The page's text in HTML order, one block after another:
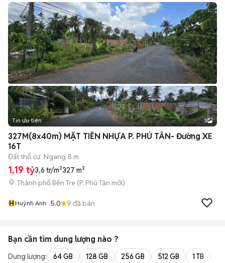
Tin ưu tiên 3
327M(8x40m) MẶT TIỀN NHỰA P. PHÚ TÂN- Đường XE
16T
Đất thổ cư Ngang 8 m
1,19 tỷ3,6 tr/m²327 m²
Thành phố Bến Tre (P. Phú Tân mới)
HHuỳnh Anh 5.0 9 đã bán
Bạn cần tìm dung lượng nào ?
Dung lượng: 64 GB 128 GB 256 GB 512 GB 1 TB